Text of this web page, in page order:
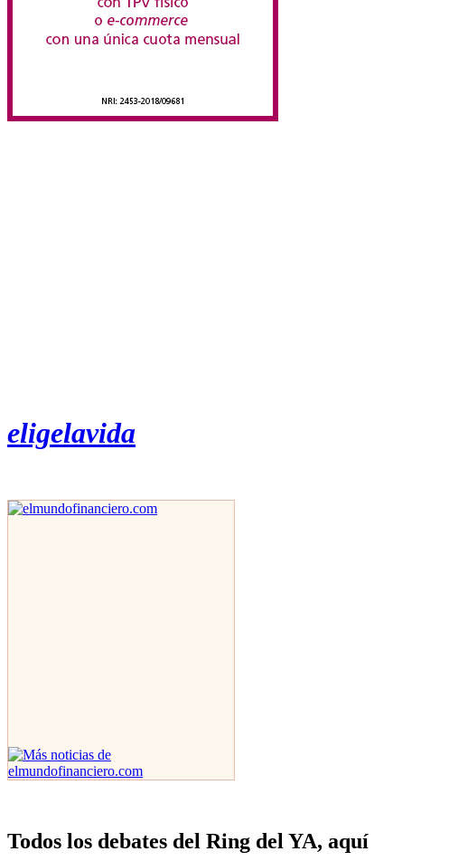
eligelavida
Todos los debates del Ring del YA, aquí